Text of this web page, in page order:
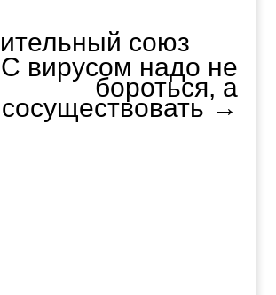
союз
С вирусом надо не
бороться, а
сосуществовать →